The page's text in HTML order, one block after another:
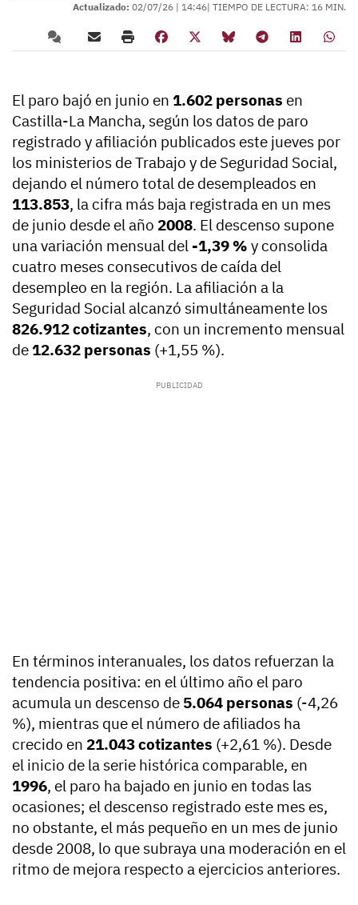
Actualizado: 02/07/26 | 14:46| TIEMPO DE LECTURA: 16 MIN.
El paro bajó en junio en 1.602 personas en
Castilla-La Mancha, según los datos de paro
registrado y afiliación publicados este jueves por
los ministerios de Trabajo y de Seguridad Social,
dejando el número total de desempleados en
113.853, la cifra más baja registrada en un mes
de junio desde el año 2008. El descenso supone
una variación mensual del -1,39 % y consolida
cuatro meses consecutivos de caída del
desempleo en la región. La afiliación a la
Seguridad Social alcanzó simultáneamente los
826.912 cotizantes, con un incremento mensual
de 12.632 personas (+1,55 %).
En términos interanuales, los datos refuerzan la
tendencia positiva: en el último año el paro
acumula un descenso de 5.064 personas (-4,26
%), mientras que el número de afiliados ha
crecido en 21.043 cotizantes (+2,61 %). Desde
el inicio de la serie histórica comparable, en
1996, el paro ha bajado en junio en todas las
ocasiones; el descenso registrado este mes es,
no obstante, el más pequeño en un mes de junio
desde 2008, lo que subraya una moderación en el
ritmo de mejora respecto a ejercicios anteriores.